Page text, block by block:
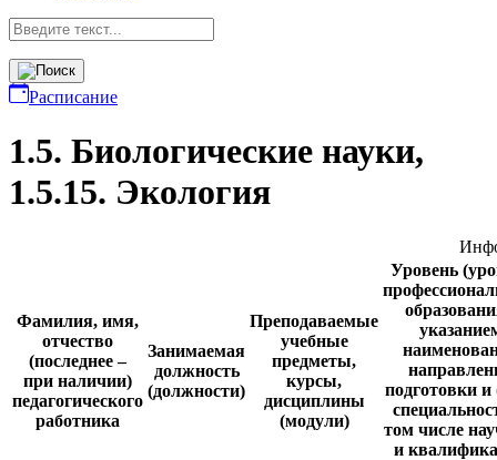
Расписание
1.5. Биологические науки,
1.5.15. Экология
Фамилия, имя,
отчество
(последнее –
при наличии)
педагогического
работника
Занимаемая
должность
(должности)
Преподаваемые
учебные
предметы,
курсы,
дисциплины
(модули)
Уровень
подготовки и
том числе
и